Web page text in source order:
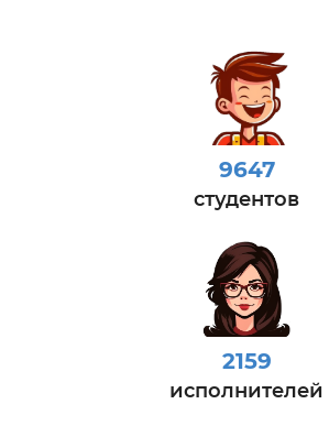
9647
студентов
2159
исполнителей